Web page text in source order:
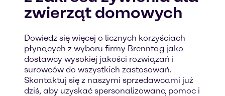
zwierząt domowych
Dowiedz się więcej o licznych korzyściach
płynących z wyboru firmy Brenntag jako
dostawcy wysokiej jakości rozwiązań i
surowców do wszystkich zastosowań.
Skontaktuj się z naszymi sprzedawcami już
dziś, aby uzyskać spersonalizowaną pomoc i